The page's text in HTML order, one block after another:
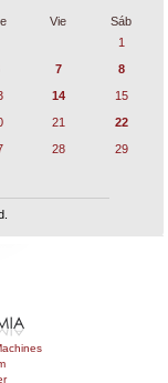
Vie
Sáb
1
7
8
14
15
21
22
28
29